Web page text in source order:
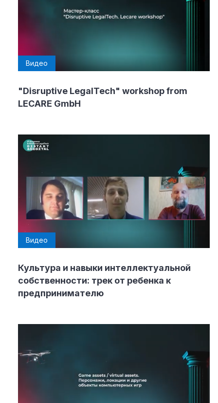
Видео
"Disruptive LegalTech" workshop from
LECARE GmbH
Видео
Культура и навыки интеллектуальной
собственности: трек от ребенка к
предпринимателю